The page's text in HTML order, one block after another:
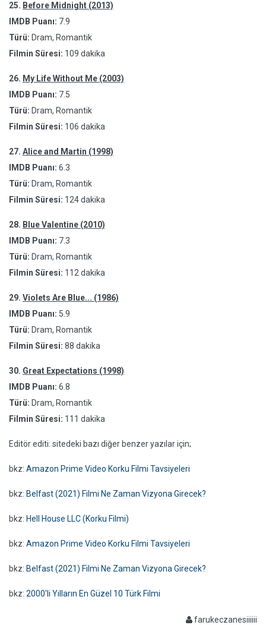
25. Before Midnight (2013)
IMDB Puanı: 7.9
Türü: Dram, Romantik
Filmin Süresi: 109 dakika
26. My Life Without Me (2003)
IMDB Puanı: 7.5
Türü: Dram, Romantik
Filmin Süresi: 106 dakika
27. Alice and Martin (1998)
IMDB Puanı: 6.3
Türü: Dram, Romantik
Filmin Süresi: 124 dakika
28. Blue Valentine (2010)
IMDB Puanı: 7.3
Türü: Dram, Romantik
Filmin Süresi: 112 dakika
29. Violets Are Blue... (1986)
IMDB Puanı: 5.9
Türü: Dram, Romantik
Filmin Süresi: 88 dakika
30. Great Expectations (1998)
IMDB Puanı: 6.8
Türü: Dram, Romantik
Filmin Süresi: 111 dakika
Editör editi: sitedeki bazı diğer benzer yazılar için;
bkz: Amazon Prime Video Korku Filmi Tavsiyeleri
bkz: Belfast (2021) Filmi Ne Zaman Vizyona Girecek?
bkz: Hell House LLC (Korku Filmi)
bkz: Amazon Prime Video Korku Filmi Tavsiyeleri
bkz: Belfast (2021) Filmi Ne Zaman Vizyona Girecek?
bkz: 2000'li Yılların En Güzel 10 Türk Filmi
farukeczanesiiiiii